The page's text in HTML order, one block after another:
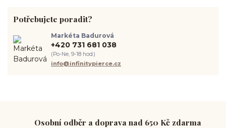
hygiena piercingu
tipy pro piercing
piercing ucha
spravná velikost piercingu
jak pečovat o piercing
medusa piercing
Potřebujete poradit?
Markéta Badurová
+420 731 681 038
(Po-Ne, 9-18 hod.)
info@infinitypierce.cz
Osobní odběr a doprava nad 650 Kč zdarma